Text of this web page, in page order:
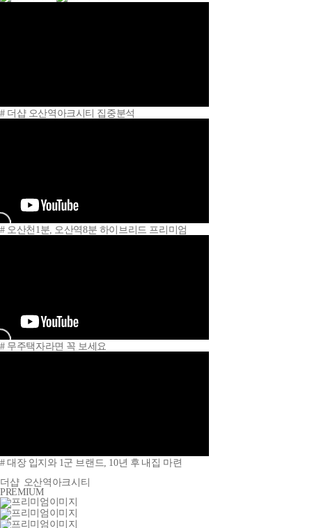
# 더샵 오산역아크시티 집중분석
# 오산천1분, 오산역8분 하이브리드 프리미엄
# 무주택자라면 꼭 보세요
# 대장 입지와 1군 브랜드, 10년 후 내집 마련
더샵 오산역아크시티
PREMIUM